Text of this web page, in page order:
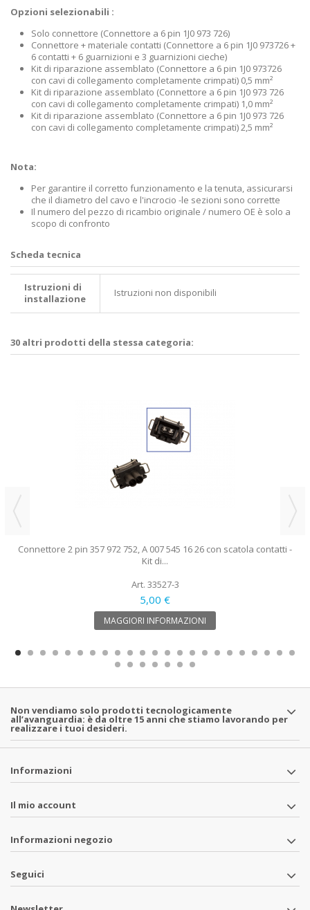
Opzioni selezionabili :
Solo connettore (Connettore a 6 pin 1J0 973 726)
Connettore + materiale contatti (Connettore a 6 pin 1J0 973726 +
6 contatti + 6 guarnizioni e 3 guarnizioni cieche)
Kit di riparazione assemblato (Connettore a 6 pin 1J0 973726
con cavi di collegamento completamente crimpati) 0,5 mm²
Kit di riparazione assemblato (Connettore a 6 pin 1J0 973 726
con cavi di collegamento completamente crimpati) 1,0 mm²
Kit di riparazione assemblato (Connettore a 6 pin 1J0 973 726
con cavi di collegamento completamente crimpati) 2,5 mm²
Nota:
Per garantire il corretto funzionamento e la tenuta, assicurarsi
che il diametro del cavo e l'incrocio -le sezioni sono corrette
Il numero del pezzo di ricambio originale / numero OE è solo a
scopo di confronto
Scheda tecnica
Istruzioni di
installazione
Istruzioni non disponibili
30 altri prodotti della stessa categoria:
Connettore 2 pin 357 972 752, A 007 545 16 26 con scatola contatti -
Kit di...
Art. 33527-3
5,00 €
MAGGIORI INFORMAZIONI
Non vendiamo solo prodotti tecnologicamente
all’avanguardia: è da oltre 15 anni che stiamo lavorando per
realizzare i tuoi desideri.
Informazioni
Il mio account
Informazioni negozio
Seguici